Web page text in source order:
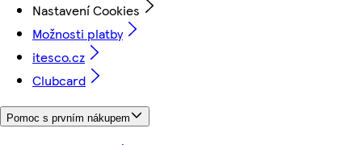
Nastavení Cookies
Možnosti platby
itesco.cz
Clubcard
Pomoc s prvním nákupem